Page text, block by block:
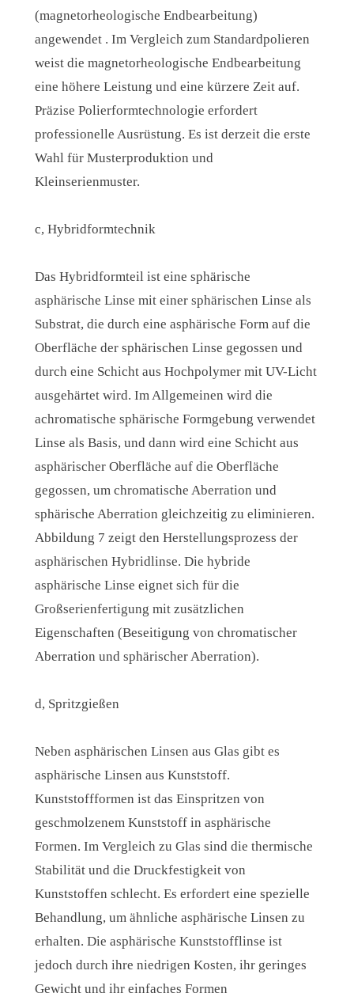
(magnetorheologische Endbearbeitung)
angewendet . Im Vergleich zum Standardpolieren
weist die magnetorheologische Endbearbeitung
eine höhere Leistung und eine kürzere Zeit auf.
Präzise Polierformtechnologie erfordert
professionelle Ausrüstung. Es ist derzeit die erste
Wahl für Musterproduktion und
Kleinserienmuster.
c, Hybridformtechnik
Das Hybridformteil ist eine sphärische
asphärische Linse mit einer sphärischen Linse als
Substrat, die durch eine asphärische Form auf die
Oberfläche der sphärischen Linse gegossen und
durch eine Schicht aus Hochpolymer mit UV-Licht
ausgehärtet wird. Im Allgemeinen wird die
achromatische sphärische Formgebung verwendet
Linse als Basis, und dann wird eine Schicht aus
asphärischer Oberfläche auf die Oberfläche
gegossen, um chromatische Aberration und
sphärische Aberration gleichzeitig zu eliminieren.
Abbildung 7 zeigt den Herstellungsprozess der
asphärischen Hybridlinse. Die hybride
asphärische Linse eignet sich für die
Großserienfertigung mit zusätzlichen
Eigenschaften (Beseitigung von chromatischer
Aberration und sphärischer Aberration).
d, Spritzgießen
Neben asphärischen Linsen aus Glas gibt es
asphärische Linsen aus Kunststoff.
Kunststoffformen ist das Einspritzen von
geschmolzenem Kunststoff in asphärische
Formen. Im Vergleich zu Glas sind die thermische
Stabilität und die Druckfestigkeit von
Kunststoffen schlecht. Es erfordert eine spezielle
Behandlung, um ähnliche asphärische Linsen zu
erhalten. Die asphärische Kunststofflinse ist
jedoch durch ihre niedrigen Kosten, ihr geringes
Gewicht und ihr einfaches Formen